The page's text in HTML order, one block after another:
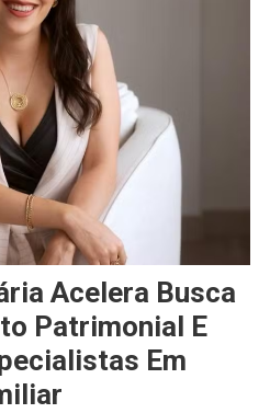
Acelera Busca
Patrimonial E
Em